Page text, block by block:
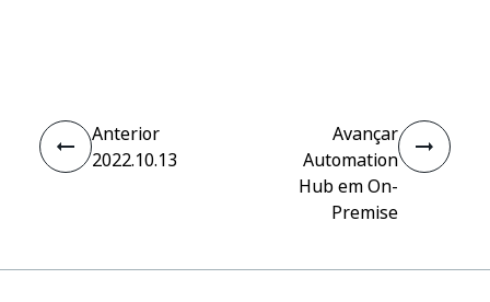
Anterior
2022.10.13
Avançar
Automation
Hub em On-
Premise